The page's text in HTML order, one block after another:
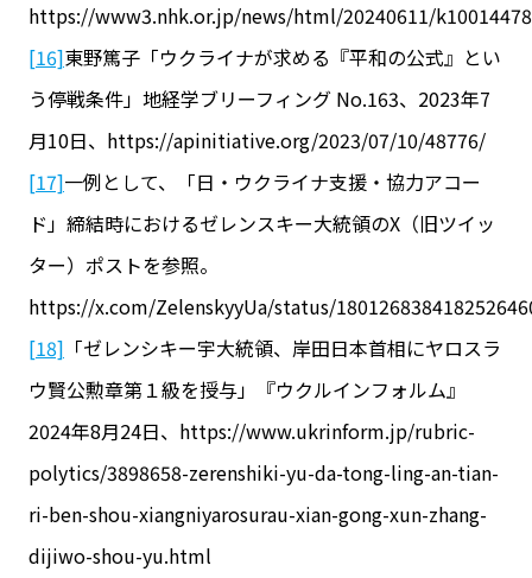
https://www3.nhk.or.jp/news/html/20240611/
[16]東野篤子「ウクライナが求める『平和の公式』とい
う停戦条件」地経学ブリーフィング No.163、2023年7
月10日、https://apinitiative.org/2023/07/10/48776/
[17]一例として、「日・ウクライナ支援・協力アコー
ド」締結時におけるゼレンスキー大統領のX（旧ツイッ
ター）ポストを参照。
https://x.com/ZelenskyyUa/status/
[18] 「ゼレンシキー宇大統領、岸田日本首相にヤロスラ
ウ賢公勲章第１級を授与」『ウクルインフォルム』
2024年8月24日、https://www.ukrinform.jp/rubric-
polytics/3898658-zerenshiki-yu-da-tong-ling-an-tian-
ri-ben-shou-xiangniyarosurau-xian-gong-xun-zhang-
dijiwo-shou-yu.html